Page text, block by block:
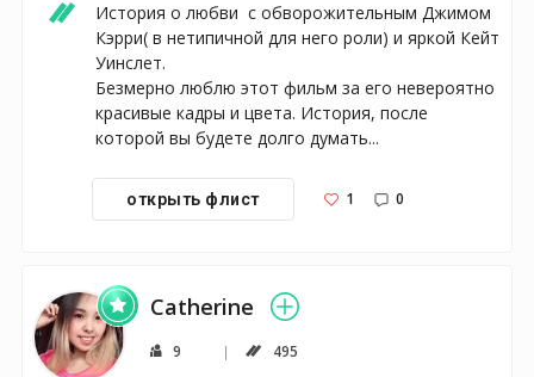
История о любви  с обворожительным Джимом
Кэрри( в нетипичной для него роли) и яркой Кейт
Уинслет.
Безмерно люблю этот фильм за его невероятно
красивые кадры и цвета. История, после
которой вы будете долго думать...
открыть флист 1 0
Catherine
9 495